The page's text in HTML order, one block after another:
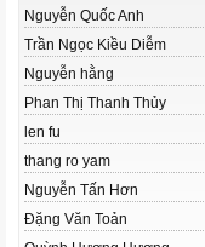
Nguyễn Quốc Anh
Trần Ngọc Kiều Diễm
Nguyễn hằng
Phan Thị Thanh Thủy
len fu
thang ro yam
Nguyễn Tấn Hơn
Đặng Văn Toản